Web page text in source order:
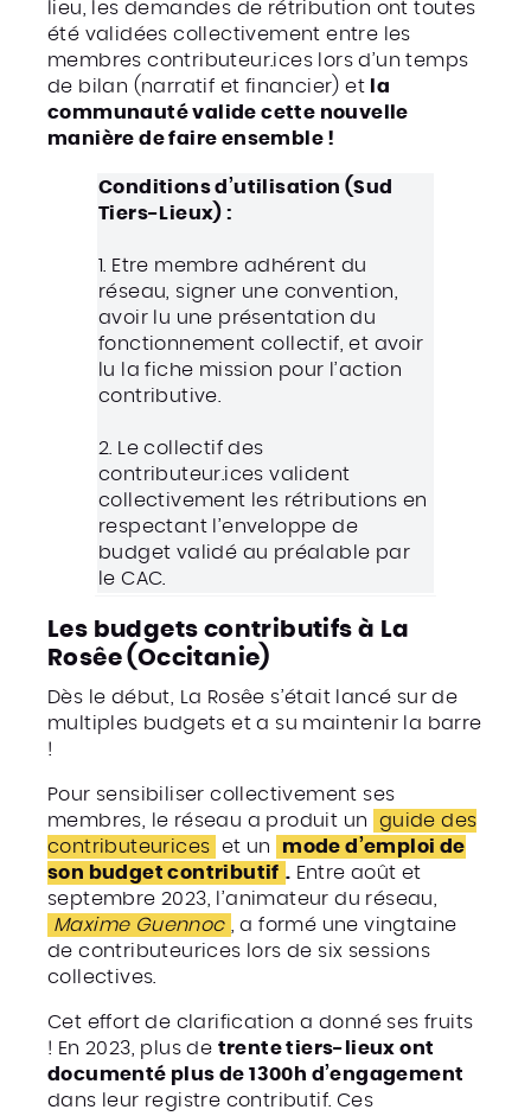
lieu, les demandes de rétribution ont toutes
été validées collectivement entre les
membres contributeur.ices lors d’un temps
de bilan (narratif et financier) et
la
communauté valide cette nouvelle
manière de faire ensemble !
Conditions d’utilisation (Sud
Tiers-Lieux) :
1. Etre membre adhérent du
réseau, signer une convention,
avoir lu une présentation du
fonctionnement collectif, et avoir
lu la fiche mission pour l’action
contributive.
2. Le collectif des
contributeur.ices valident
collectivement les rétributions en
respectant l’enveloppe de
budget validé au préalable par
le CAC.
Les budgets contributifs à La
Rosêe (Occitanie)
Dès le début, La Rosêe s’était lancé sur de
multiples budgets et a su maintenir la barre
!
Pour sensibiliser collectivement ses
membres, le réseau a produit un
guide des
contributeurices
et un
mode d’emploi de
son budget contributif . Entre août et
septembre 2023, l’animateur du réseau,
Maxime Guennoc
, a formé une vingtaine
de contributeurices lors de six sessions
collectives.
Cet effort de clarification a donné ses fruits
! En 2023, plus de trente tiers-lieux ont
documenté plus de 1300h d’engagement
dans leur registre contributif. Ces